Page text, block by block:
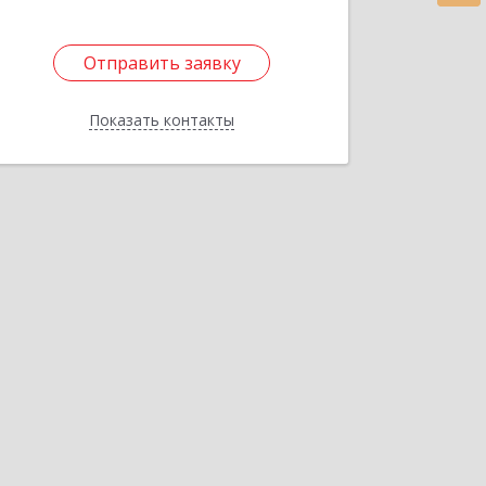
Отправить заявку
Показать контакты
Отправить заявку
Назад